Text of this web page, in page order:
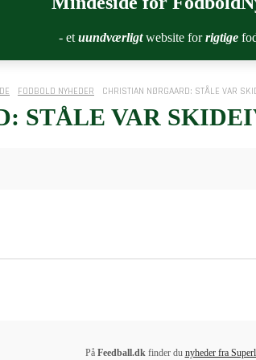
- et uundværligtwebsite forrigtige
FODBOLD NYHEDER CHRISTIAN NØRGAARD: STÅLE VAR
STÅLE VAR
På Feedball.dkfinder du nyheder fra